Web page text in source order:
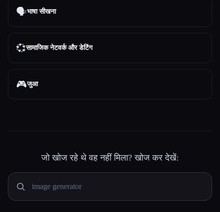
🗣️भाषा सीखना
💞सामाजिक नेटवर्क और डेटिंग
🎮जुआ
जो खोज रहे थे वह नहीं मिला? खोज कर देखें: